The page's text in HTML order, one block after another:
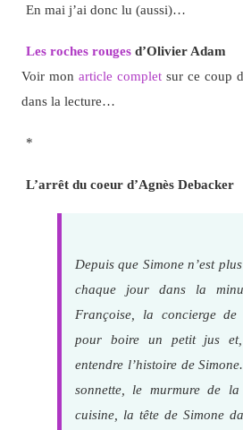
En mai j’ai donc lu (aussi)…
Les roches rougesd’Olivier Adam
Voir mon article completsur ce coup
dans la lecture…
*
L’arrêt du coeur d’Agnès Debacker
Depuis que Simone n’est
chaque jour dans la
Françoise, la concierge de
pour boire un petit jus
entendre l’histoire de
sonnette, le murmure de
cuisine, la tête de Simone